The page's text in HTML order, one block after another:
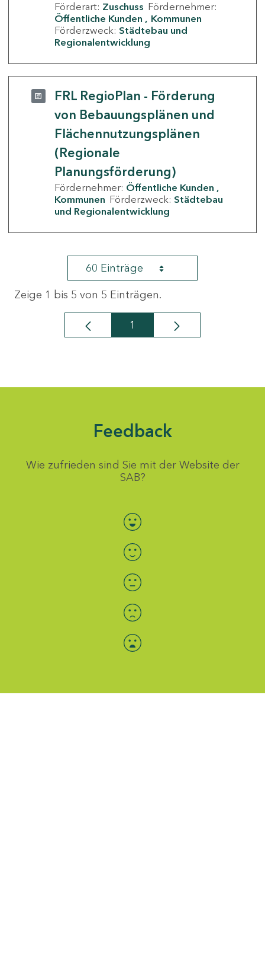
Förderart: Zuschuss Fördernehmer:
Öffentliche Kunden
Kommunen
Förderzweck: Städtebau und
Regionalentwicklung
FRL RegioPlan - Förderung
von Bebauungsplänen und
Flächennutzungsplänen
(Regionale
Planungsförderung)
Fördernehmer: Öffentliche Kunden
Kommunen Förderzweck: Städtebau
und Regionalentwicklung
60 Einträge
Zeige 1 bis 5 von 5 Einträgen.
Seite
1
Feedback
Wie zufrieden sind Sie mit der Website der
SAB?
Bewertung auswählen